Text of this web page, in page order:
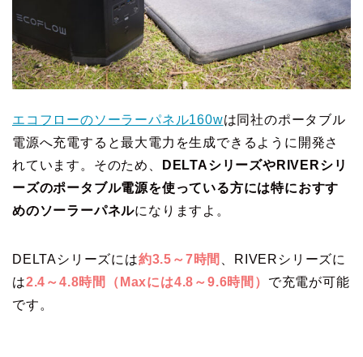
エコフローのソーラーパネル160wは同社のポータブル
電源へ充電すると最大電力を生成できるように開発さ
れています。そのため、
DELTAシリーズやRIVERシリ
ーズのポータブル電源を使っている方には特におすす
めのソーラーパネルになりますよ。
DELTAシリーズには約3.5～7時間
、RIVERシリーズに
は2.4～4.8時間（Maxには4.8～9.6時間） で充電が可能
です。